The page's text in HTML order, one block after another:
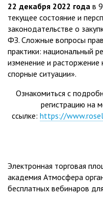
22 декабря 2022 года в
текущее состояние и
законодательстве о
ФЗ. Сложные вопросы
практики: национальный
изменение и расторжение
спорные ситуации».
Ознакомиться с
регистрацию на
ссылке: https://
Электронная торговая
академия Атмосфера
бесплатных вебинаров